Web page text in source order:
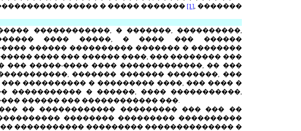
����� � ����� ������� [1], �������
������������, � �������, ����������,
���� �����, � ���� ��� ������
������ ���������� ������� � ��������
���� ��� ������ ����, ��� �������� ���
��� �����-���� ���� �������������, �� ���
������� ������� ��������, ���
���������� � ��������� ����, ��� ���� �
����������� � ������, ���� �����������,
������ ��� ������������ ���.
�� ������������ ��������� ��� ��� ��
�������� ��������� ����������
����������� ��������� �������������� �